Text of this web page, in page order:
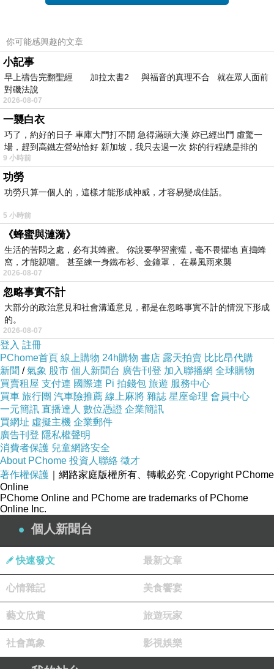
病症。頑固性的失眠，給病人帶來長期的痛苦，甚
可引起醫源性疾病。
專家說失眠在《內經》中稱為“目不瞑”、“不得
眠”、“不得臥”，並認為失眠原因主要有兩種：一是
其他病症影響，如咳嗽、嘔吐、腹滿等，使人不得
安臥;二是氣血陰陽失和，使人不能入寐。
睡眠不足，難以入睡。南朝宋劉義慶《世說新
語·賞譽》：“ 王丞相招祖約夜語，至曉不眠。明旦
有客，公頭鬢未理，亦小倦。客曰：“公昨如是似失
眠。”《兒女英雄傳》第二二回：“這位姑娘從來也不
知怎樣叫作失眠，不想這日身在牀上，翻來覆去只
睡不穩。” 姚雪垠《長夜》一：“正因為他想得太
多，晚上不是失眠便是被噩夢纏繞。”
中醫的認識
中醫關於失眠的辨證論治頗為豐富，不少醫者
從臨床實際出發，探求其發生的機理， 提出了些新
的辨證思路。
1、從五臟論治。有學者認為失眠症其病因病機
主要表現於肝，波及五臟，統顧五臟實體病證。提
倡“五臟皆有不寐”的整體觀，從肝論治、兼顧他臟、
辨證加減的證治體系，並由此分臟制定了失眠症證
治方案。中醫認為是陰陽失衡，導致陰陽失調，使
人機能處於亢奮狀態，從而睡不著。
2、從精神情志論治。精神情志與不寐關係密
切，由此將不寐分成煩惱型、多疑型、緊張型、抑
鬱型，分別選用清熱瀉火、疏肝降逆法，滋陰清
熱、理氣解鬱法、清心寧神、調和肝脾法等治之，
取得良好效果。
果凍 卡維塔caverta 印度威爾鋼 檸檬酸西地那非
Cenforce FM
西地那非檸檬酸鹽 sidenafil citrate
cenforce soft
克羅米芬檸檬酸鹽 clofi
Extra super avana
必利吉雙效威爾鋼
超級希愛力
3、從晝夜節律論治。人體的睡眠是一種具有晝
你可能感興趣的文章
小記事
早上禱告完翻聖經 加拉太書2 與福音的真理不合 就在眾人面前
對磯法說
2026-08-07
一襲白衣
巧了，約好的日子 車庫大門打不開 急得滿頭大漢 妳已經出門 虛驚一
場，趕到高鐵左營站恰好 新加坡，我只去過一次 妳的行程總是排的
9 小時前
功勞
功勞只算一個人的，這樣才能形成神威，才容易變成佳話。
5 小時前
《蜂蜜與漣漪》
生活的苦悶之處，必有其蜂蜜。 你說要學習蜜獾，毫不畏懼地 直搗蜂
窩，才能親嚐。 甚至練一身鐵布衫、金鐘罩， 在暴風雨來襲
2026-08-07
忽略事實不計
大部分的政治意見和社會溝通意見，都是在忽略事實不計的情況下形成
的。
2026-08-07
登入 註冊
PChome首頁 線上購物 24h購物 書店 露天拍賣 比比昂代購
新聞 /氣象 股市 個人新聞台 廣告刊登 加入聯播網 全球購物
買賣租屋 支付連 國際連 Pi 拍錢包 旅遊 服務中心
買車 旅行團 汽車險推薦 線上麻將 雜誌 星座命理 會員中心
一元簡訊 直播達人 數位憑證 企業簡訊
買網址 虛擬主機 企業郵件
廣告刊登 隱私權聲明
消費者保護 兒童網路安全
About PChome 投資人聯絡 徵才
著作權保護 ｜網路家庭版權所有、轉載必究 ‧Copyright PChome
Online
PChome Online and PChome are trademarks of PChome
Online Inc.
個人新聞台
快速發文 最新文章
心情雜記 美食饗宴
藝文欣賞 旅遊玩家
社會萬象 影視娛樂